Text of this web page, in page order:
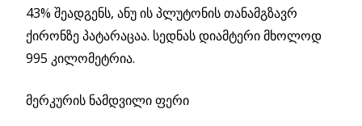
43% შეადგენს, ანუ ის პლუტონის თანამგზავრ
ქირონზე პატარაცაა. სედნას დიამტერი მხოლოდ
995 კილომეტრია.
მერკურის ნამდვილი ფერი